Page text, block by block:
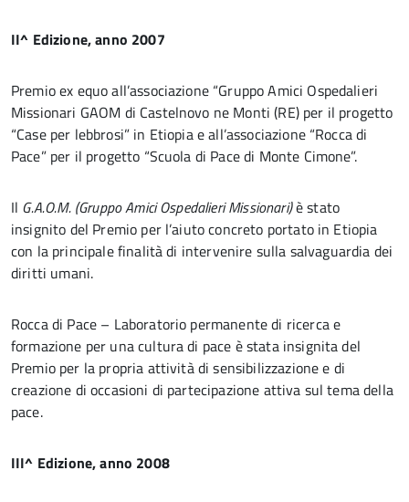
II^ Edizione, anno 2007
Premio ex equo all’associazione “Gruppo Amici Ospedalieri
Missionari GAOM di Castelnovo ne Monti (RE) per il progetto
“Case per lebbrosi” in Etiopia e all’associazione “Rocca di
Pace” per il progetto “Scuola di Pace di Monte Cimone”.
Il G.A.O.M. (Gruppo Amici Ospedalieri Missionari)è stato
insignito del Premio per l’aiuto concreto portato in Etiopia
con la principale finalità di intervenire sulla salvaguardia dei
diritti umani.
Rocca di Pace – Laboratorio permanente di ricerca e
formazione per una cultura di pace è stata insignita del
Premio per la propria attività di sensibilizzazione e di
creazione di occasioni di partecipazione attiva sul tema della
pace.
III^ Edizione, anno 2008